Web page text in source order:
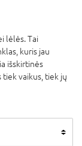
lėlės. Tai
kuris jau
išskirtinės
tiek vaikus, tiek jų
su ypatingu
vaizduotę, bet ir